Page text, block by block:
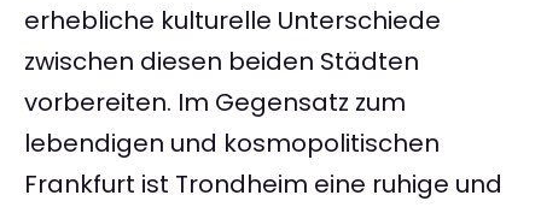
erhebliche kulturelle Unterschiede
zwischen diesen beiden Städten
vorbereiten. Im Gegensatz zum
lebendigen und kosmopolitischen
Frankfurt ist Trondheim eine ruhige und